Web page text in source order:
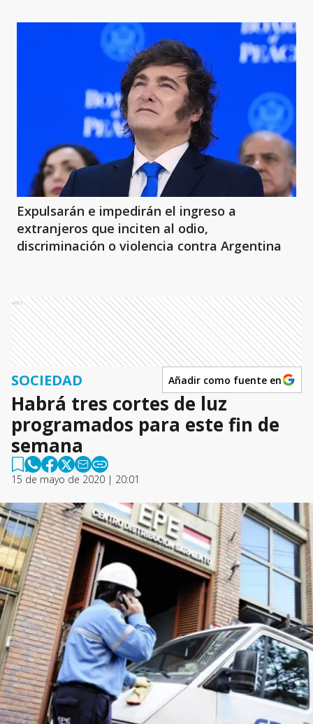
Expulsarán e impedirán el ingreso a
extranjeros que inciten al odio,
discriminación o violencia contra Argentina
Ads
SOCIEDAD Añadir como fuente en
Habrá tres cortes de luz
programados para este fin de
semana
15 de mayo de 2020 | 20:01